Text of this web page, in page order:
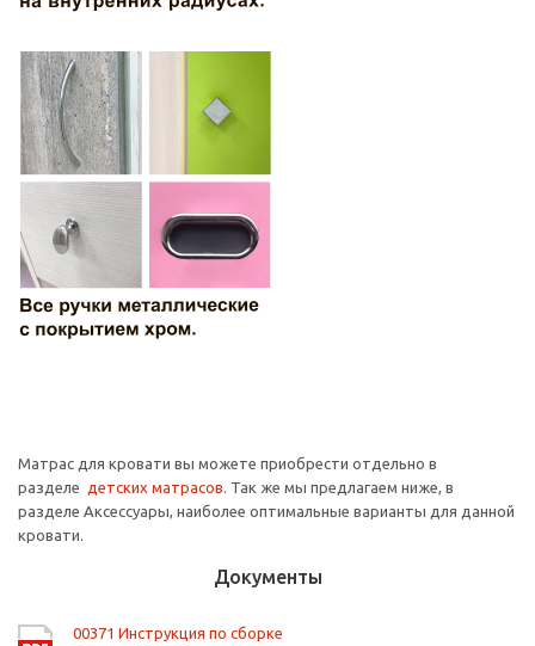
Матрас для кровати вы можете приобрести отдельно в
разделе детских матрасов. Так же мы предлагаем ниже, в
разделе Аксессуары, наиболее оптимальные варианты для данной
кровати.
Документы
00371 Инструкция по сборке